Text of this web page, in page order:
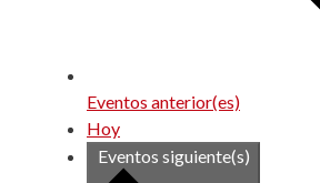
Eventos anterior(es)
Hoy
Eventos siguiente(s)